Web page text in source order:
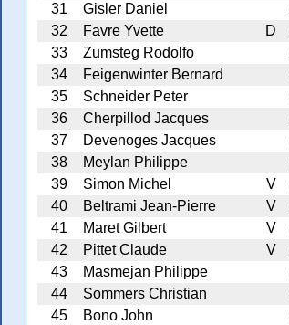
31
Gisler Daniel
32
Favre Yvette D
33
Zumsteg Rodolfo
34
Feigenwinter Bernard
35
Schneider Peter
36
Cherpillod Jacques
37
Devenoges Jacques
38
Meylan Philippe
39
Simon Michel V
40
Beltrami Jean-Pierre V
41
Maret Gilbert V
42
Pittet Claude V
43
Masmejan Philippe
44
Sommers Christian
45
Bono John